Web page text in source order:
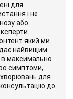
для
і не
або
який ми
найвищим
максимально
симптоми,
для
до